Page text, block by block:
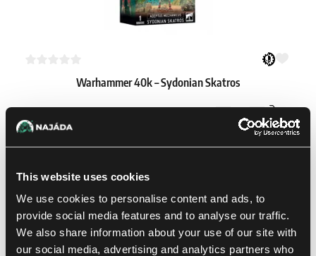
This website uses cookies
We use cookies to personalise content and ads, to
provide social media features and to analyse our traffic.
We also share information about your use of our site with
our social media, advertising and analytics partners who
Warhammer 40k – Sydonian Skatros
Skladem 1 ks